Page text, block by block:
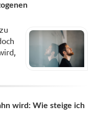
wird: Wie steige ich